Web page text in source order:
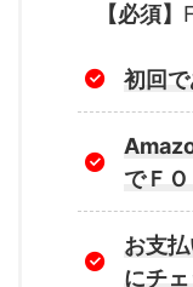
【必須】
初回
でＦ
お支
にチ